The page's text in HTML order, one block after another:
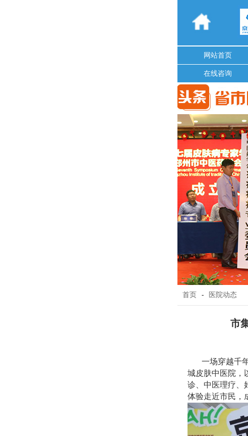
网站首页
在线咨询
首页 - 医院动态
市
一场穿越千
城皮肤中医院，
诊、中医理疗、
体验走近市民，